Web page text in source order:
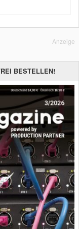
Anzeige
BESTELLEN!